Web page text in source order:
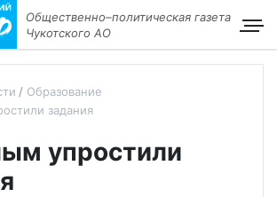
Общественно–политическая газета
Чукотского АО
Образование
задания
упростили